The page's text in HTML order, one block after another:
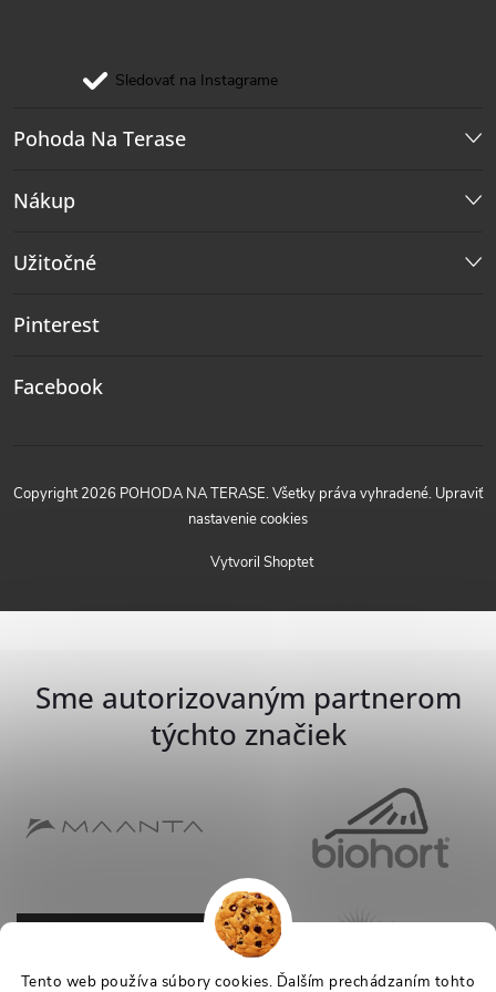
Tento web používa súbory cookies. Ďalším prechádzaním tohto
Sledovať na Instagrame
Pohoda Na Terase
Nákup
Užitočné
Pinterest
Facebook
Vytvoril Shoptet
Copyright 2026 POHODA NA TERASE. Všetky práva vyhradené. Upraviť
nastavenie cookies
Sme autorizovaným partnerom
týchto značiek